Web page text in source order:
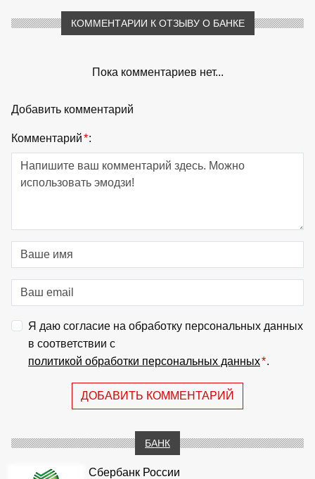
КОММЕНТАРИИ К ОТЗЫВУ О БАНКЕ
Пока комментариев нет...
Добавить комментарий
Комментарий*:
Я даю согласие на обработку персональных данных
в соответствии с
политикой обработки персональных данных*.
ДОБАВИТЬ КОММЕНТАРИЙ
БАНК
Сбербанк России